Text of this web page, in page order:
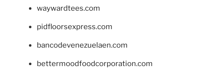
waywardtees.com
pidfloorsexpress.com
bancodevenezuelaen.com
bettermoodfoodcorporation.com